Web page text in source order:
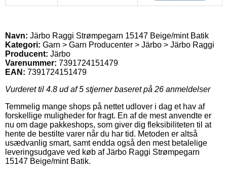
Navn: Järbo Raggi Strømpegarn 15147 Beige/mint Batik
Kategori: Garn > Garn Producenter > Järbo > Järbo Raggi
Producent: Järbo
Varenummer: 7391724151479
EAN: 7391724151479
Vurderet til 4.8 ud af 5 stjerner baseret på 26 anmeldelser
Temmelig mange shops på nettet udlover i dag et hav af
forskellige muligheder for fragt. En af de mest anvendte er
nu om dage pakkeshops, som giver dig fleksibiliteten til at
hente de bestilte varer når du har tid. Metoden er altså
usædvanlig smart, samt endda også den mest betalelige
leveringsudgave ved køb af Järbo Raggi Strømpegarn
15147 Beige/mint Batik.